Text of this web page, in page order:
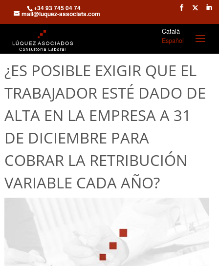
+34 93 745 04 74
mail@luquez-associats.com
Català
Español
¿ES POSIBLE EXIGIR QUE EL
TRABAJADOR ESTÉ DADO DE
ALTA EN LA EMPRESA A 31
DE DICIEMBRE PARA
COBRAR LA RETRIBUCIÓN
VARIABLE CADA AÑO?